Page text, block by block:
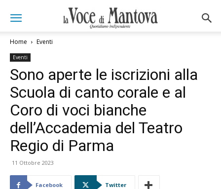
Home Eventi
Eventi
Sono aperte le iscrizioni alla
Scuola di canto corale e al
Coro di voci bianche
dell’Accademia del Teatro
Regio di Parma
11 Ottobre 2023
Facebook Twitter